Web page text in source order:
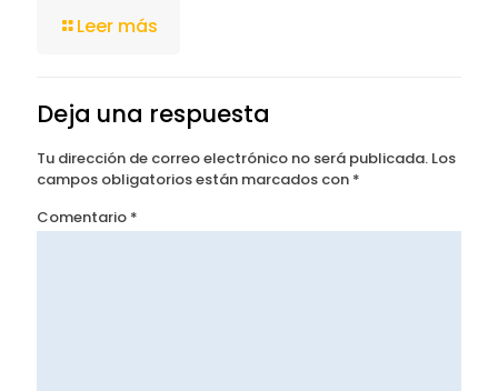
Leer más
Deja una respuesta
Tu dirección de correo electrónico no será publicada. Los
campos obligatorios están marcados con *
Comentario *